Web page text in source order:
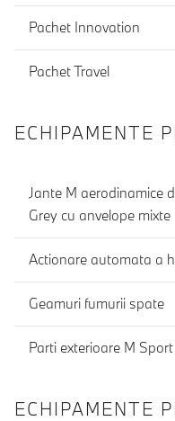
Pachet Innovation
Pachet Travel
ECHIPAMENTE
Jante M aerodinamice
Grey cu anvelope mixte
Actionare automata a
Geamuri fumurii spate
Parti exterioare M Sport
ECHIPAMENTE